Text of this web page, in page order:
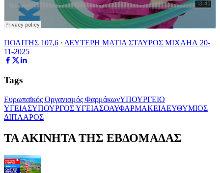
ΠΟΛΙΤΗΣ 107,6 · ΔΕΥΤΕΡΗ ΜΑΤΙΑ ΣΤΑΥΡΟΣ ΜΙΧΑΗΛ 20-
11-2025
Tags
Ευρωπαϊκός Οργανισμός ΦαρμάκωνΥΠΟΥΡΓΕΙΟ
ΥΓΕΙΑΣΥΠΟΥΡΓΟΣ ΥΓΕΙΑΣΟΑΥΦΑΡΜΑΚΕΙΑΕΥΘΥΜΙΟΣ
ΔΙΠΛΑΡΟΣ
ΤΑ ΑΚΙΝΗΤΑ ΤΗΣ ΕΒΔΟΜΑΔΑΣ